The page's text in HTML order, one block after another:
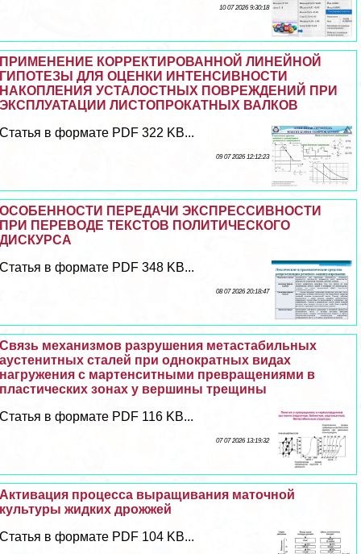
10 07 2026 9:30:18
ПРИМЕНЕНИЕ КОРРЕКТИРОВАННОЙ ЛИНЕЙНОЙ
ГИПОТЕЗЫ ДЛЯ ОЦЕНКИ ИНТЕНСИВНОСТИ
НАКОПЛЕНИЯ УСТАЛОСТНЫХ ПОВРЕЖДЕНИЙ ПРИ
ЭКСПЛУАТАЦИИ ЛИСТОПРОКАТНЫХ ВАЛКОВ
Статья в формате PDF 322 KB...
09 07 2026 12:12:23
ОСОБЕННОСТИ ПЕРЕДАЧИ ЭКСПРЕССИВНОСТИ
ПРИ ПЕРЕВОДЕ ТЕКСТОВ ПОЛИТИЧЕСКОГО
ДИСКУРСА
Статья в формате PDF 348 KB...
08 07 2026 20:18:47
Связь механизмов разрушения метастабильных
аустенитных сталей при однократных видах
нагружения с мартенситными превращениями в
пластических зонах у вершины трещины
Статья в формате PDF 116 KB...
07 07 2026 13:19:32
Активация процесса выращивания маточной
культуры жидких дрожжей
Статья в формате PDF 104 KB...